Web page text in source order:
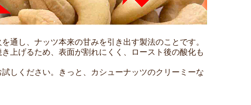
通し、ナッツ本来の甘みを引き出す製法のことです。
上げるため、表面が割れにくく、ロースト後の酸化も
しください。きっと、カシューナッツのクリーミーな